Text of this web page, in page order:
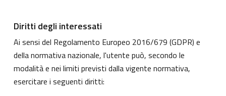
Diritti degli interessati
Ai sensi del Regolamento Europeo 2016/679 (GDPR) e
della normativa nazionale, l'utente può, secondo le
modalità e nei limiti previsti dalla vigente normativa,
esercitare i seguenti diritti: